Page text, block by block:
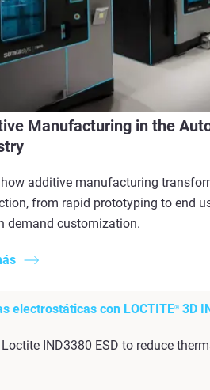
Manufacturing in the
additive manufacturing
from rapid prototyping to end
demand customization.
electrostáticas con LOCTITE® 3D
IND3380 ESD to reduce